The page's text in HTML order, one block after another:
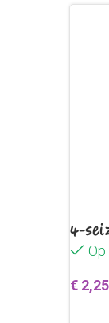
4-
€ 2,25